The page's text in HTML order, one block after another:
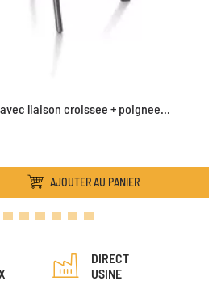
liaison croissee + poignee...
AJOUTER AU PANIER
DIRECT
USINE